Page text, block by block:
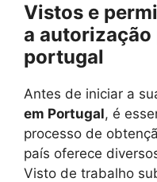
Vistos e
a autorização
portugal
Antes de iniciar a
em Portugal, é
processo de
país oferece
Visto de trabalho